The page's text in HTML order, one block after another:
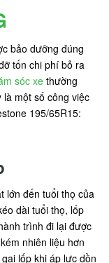
bảo dưỡng đúng
tốn chi phí bỏ ra
sóc xethường
một số công việc
195/65R15:
lớn đến tuổi thọ của
dài tuổi thọ, lốp
trình đi lại được
nhiên liệu hơn
lốp khi áp lực dồn